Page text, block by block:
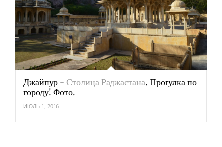
Джайпур - Столица Раджастана. Прогулка по
городу! Фото.
ИЮЛЬ 1, 2016